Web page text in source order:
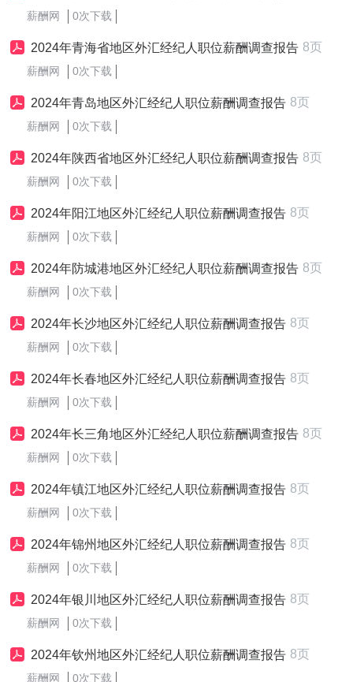
薪酬网 0次下载
2024年青海省地区外汇经纪人职位薪酬调查报告 8页
薪酬网 0次下载
2024年青岛地区外汇经纪人职位薪酬调查报告 8页
薪酬网 0次下载
2024年陕西省地区外汇经纪人职位薪酬调查报告 8页
薪酬网 0次下载
2024年阳江地区外汇经纪人职位薪酬调查报告 8页
薪酬网 0次下载
2024年防城港地区外汇经纪人职位薪酬调查报告 8页
薪酬网 0次下载
2024年长沙地区外汇经纪人职位薪酬调查报告 8页
薪酬网 0次下载
2024年长春地区外汇经纪人职位薪酬调查报告 8页
薪酬网 0次下载
2024年长三角地区外汇经纪人职位薪酬调查报告 8页
薪酬网 0次下载
2024年镇江地区外汇经纪人职位薪酬调查报告 8页
薪酬网 0次下载
2024年锦州地区外汇经纪人职位薪酬调查报告 8页
薪酬网 0次下载
2024年银川地区外汇经纪人职位薪酬调查报告 8页
薪酬网 0次下载
2024年钦州地区外汇经纪人职位薪酬调查报告 8页
薪酬网 0次下载